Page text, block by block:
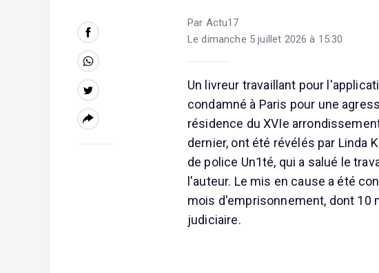
Par Actu17
Le dimanche 5 juillet 2026 à 15:30
Un livreur travaillant pour
condamné à Paris pour une
résidence du XVIe
dernier, ont été révélés par Linda
de police Un1té, qui a salué le
l'auteur. Le mis en cause a été
mois d'emprisonnement, dont 10
judiciaire.